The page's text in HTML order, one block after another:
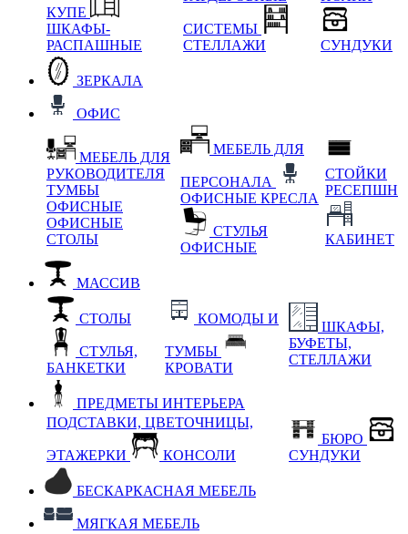
КУПЕ
ШКАФЫ-
РАСПАШНЫЕ
СИСТЕМЫ
СТЕЛЛАЖИ
СУНДУКИ
ЗЕРКАЛА
ОФИС
МЕБЕЛЬ ДЛЯ
РУКОВОДИТЕЛЯ
ТУМБЫ
ОФИСНЫЕ
ОФИСНЫЕ
СТОЛЫ
МЕБЕЛЬ ДЛЯ
ПЕРСОНАЛА
ОФИСНЫЕ КРЕСЛА
СТУЛЬЯ
ОФИСНЫЕ
СТОЙКИ
РЕСЕПШН
КАБИНЕТ
МАССИВ
СТОЛЫ
СТУЛЬЯ,
БАНКЕТКИ
КОМОДЫ И
ТУМБЫ
КРОВАТИ
ШКАФЫ,
БУФЕТЫ,
СТЕЛЛАЖИ
ПРЕДМЕТЫ ИНТЕРЬЕРА
ПОДСТАВКИ, ЦВЕТОЧНИЦЫ,
ЭТАЖЕРКИ КОНСОЛИ
БЮРО
СУНДУКИ
БЕСКАРКАСНАЯ МЕБЕЛЬ
МЯГКАЯ МЕБЕЛЬ